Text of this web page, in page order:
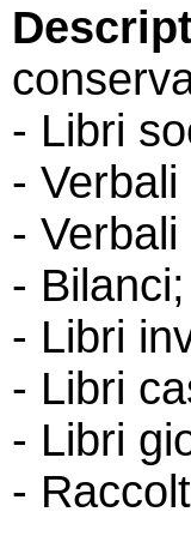
- Libri
-
-
- Bilanci;
- Libri
- Libri
- Libri
-